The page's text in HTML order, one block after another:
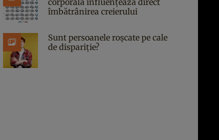
corporală influențează direct
îmbătrânirea creierului
Sunt persoanele roșcate pe cale
de dispariție?